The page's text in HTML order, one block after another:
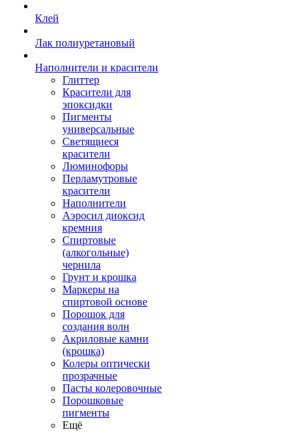
Клей
Лак полиуретановый
Наполнители и красители
Глиттер
Красители для
эпоксидки
Пигменты
универсальные
Светящиеся
красители
Люминофоры
Перламутровые
красители
Наполнители
Аэросил диоксид
кремния
Спиртовые
(алкогольные)
чернила
Грунт и крошка
Маркеры на
спиртовой основе
Порошок для
создания волн
Акриловые камни
(крошка)
Колеры оптически
прозрачные
Пасты колеровочные
Порошковые
пигменты
Ещё